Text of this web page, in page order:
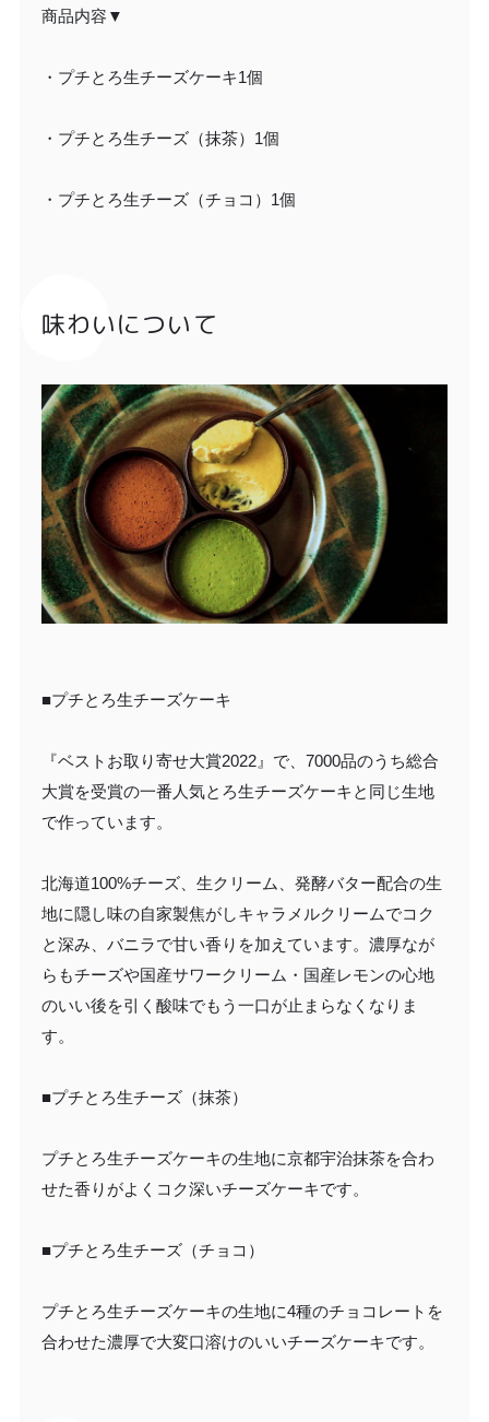
商品内容▼
・プチとろ生チーズケーキ1個
・プチとろ生チーズ（抹茶）1個
・プチとろ生チーズ（チョコ）1個
味わいについて
■プチとろ生チーズケーキ
『ベストお取り寄せ大賞2022』で、7000品のうち総合
大賞を受賞の一番人気とろ生チーズケーキと同じ生地
で作っています。
北海道100%チーズ、生クリーム、発酵バター配合の生
地に隠し味の自家製焦がしキャラメルクリームでコク
と深み、バニラで甘い香りを加えています。濃厚なが
らもチーズや国産サワークリーム・国産レモンの心地
のいい後を引く酸味でもう一口が止まらなくなりま
す。
■プチとろ生チーズ（抹茶）
プチとろ生チーズケーキの生地に京都宇治抹茶を合わ
せた香りがよくコク深いチーズケーキです。
■プチとろ生チーズ（チョコ）
プチとろ生チーズケーキの生地に4種のチョコレートを
合わせた濃厚で大変口溶けのいいチーズケーキです。